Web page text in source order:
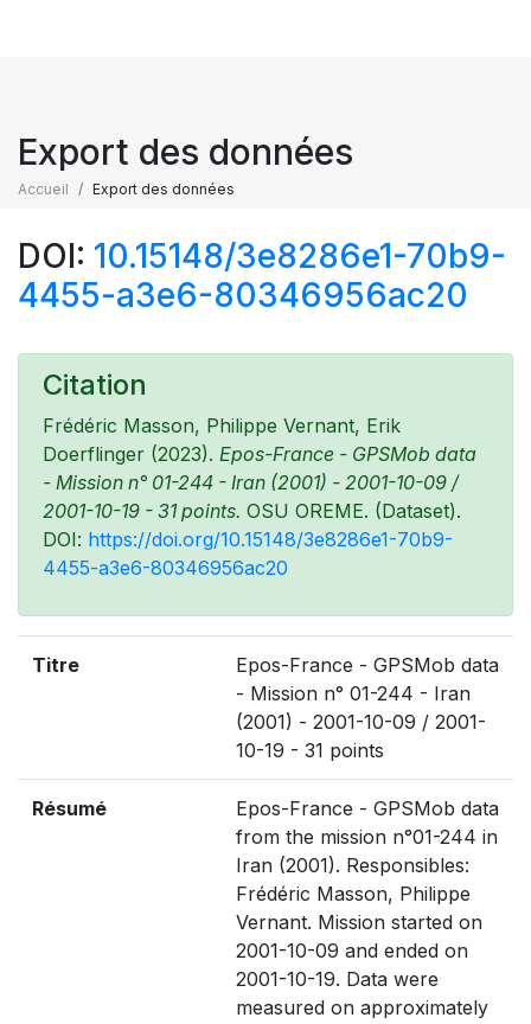
Export des données
Accueil Export des données
DOI: 10.15148/3e8286e1-70b9-
4455-a3e6-80346956ac20
Citation
Frédéric Masson, Philippe Vernant, Erik
Doerflinger (2023). Epos-France - GPSMob data
- Mission n° 01-244 - Iran (2001) - 2001-10-09 /
2001-10-19 - 31 points. OSU OREME. (Dataset).
DOI: https://doi.org/10.15148/3e8286e1-70b9-
4455-a3e6-80346956ac20
Titre
Epos-France - GPSMob data
- Mission n° 01-244 - Iran
(2001) - 2001-10-09 / 2001-
10-19 - 31 points
Résumé
Epos-France - GPSMob data
from the mission n°01-244 in
Iran (2001). Responsibles:
Frédéric Masson, Philippe
Vernant. Mission started on
2001-10-09 and ended on
2001-10-19. Data were
measured on approximately